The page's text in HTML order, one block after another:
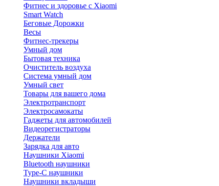
Фитнес и здоровье с Xiaomi
Smart Watch
Беговые Дорожки
Весы
Фитнес-трекеры
Умный дом
Бытовая техника
Очиститель воздуха
Система умный дом
Умный свет
Товары для вашего дома
Электротранспорт
Электросамокаты
Гаджеты для автомобилей
Видеорегистраторы
Держатели
Зарядка для авто
Наушники Xiaomi
Bluetooth наушники
Type-C наушники
Наушники вкладыши